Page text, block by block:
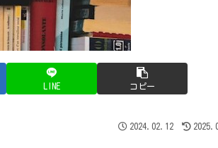
LINE コピー
2024.02.12